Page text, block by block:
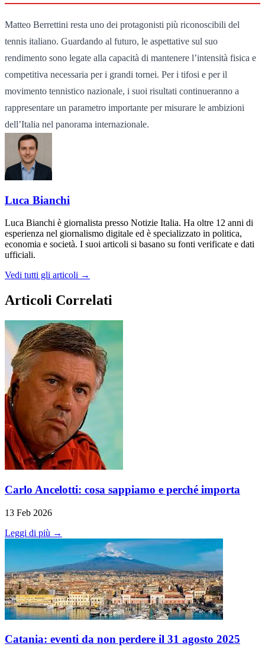
Matteo Berrettini resta uno dei protagonisti più riconoscibili del
tennis italiano. Guardando al futuro, le aspettative sul suo
rendimento sono legate alla capacità di mantenere l’intensità fisica e
competitiva necessaria per i grandi tornei. Per i tifosi e per il
movimento tennistico nazionale, i suoi risultati continueranno a
rappresentare un parametro importante per misurare le ambizioni
dell’Italia nel panorama internazionale.
Luca Bianchi
Luca Bianchi è giornalista presso Notizie Italia. Ha oltre 12 anni di
esperienza nel giornalismo digitale ed è specializzato in politica,
economia e società. I suoi articoli si basano su fonti verificate e dati
ufficiali.
Vedi tutti gli articoli →
Articoli Correlati
Carlo Ancelotti: cosa sappiamo e perché importa
13 Feb 2026
Leggi di più →
Catania: eventi da non perdere il 31 agosto 2025